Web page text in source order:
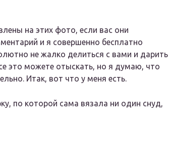
на этих фото, если вас они
и я совершенно бесплатно
не жалко делиться с вами и дарить
это можете отыскать, но я думаю, что
Итак, вот что у меня есть.
по которой сама вязала ни один снуд,